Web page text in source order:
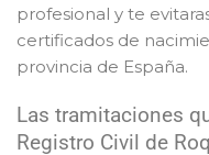
profesional y te
certificados de
provincia de España.
Las tramitaciones
Registro Civil de